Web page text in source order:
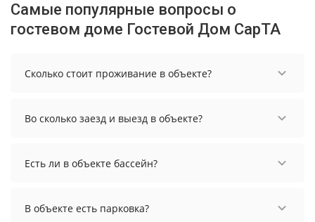
Самые популярные вопросы о
гостевом доме Гостевой Дом СарТА
Сколько стоит проживание в объекте?
6311 рублей. Чтобы увидеть актуальные цены на
проживание, выберите нужные даты и
Во сколько заезд и выезд в объекте?
осуществить до 12:00.
Есть ли в объекте бассейн?
В объекте есть парковка?